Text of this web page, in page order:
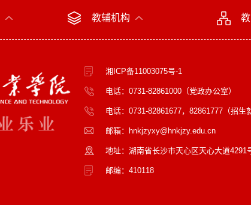
教辅机构
湘ICP备11003075号-1
电话：0731-82861000（党政办公室）
电话：0731-82861677，82861777（招生
邮箱：hnkjzyxy@hnkjzy.edu.cn
地址：湖南省长沙市天心区天心大道4291
邮编：410118